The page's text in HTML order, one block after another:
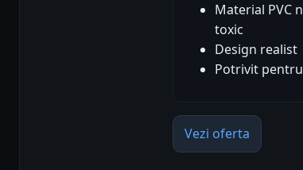
Material PVC
toxic
Design realist
Potrivit
Vezi oferta